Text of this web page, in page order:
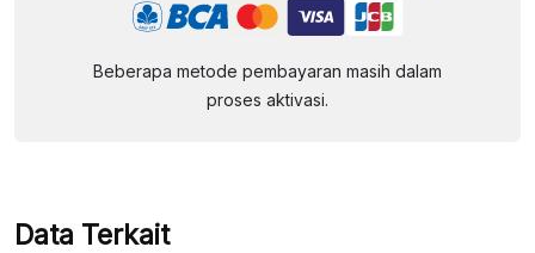
Beberapa metode pembayaran masih dalam
proses aktivasi.
Data Terkait